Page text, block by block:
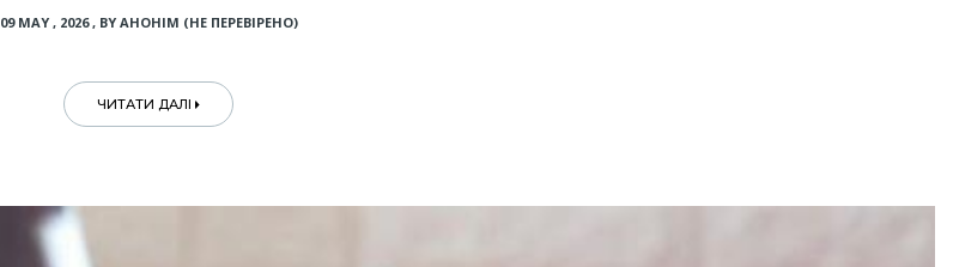
09 MAY , 2026, BY АНОНІМ (НЕ ПЕРЕВІРЕНО)
ЧИТАТИ ДАЛІ